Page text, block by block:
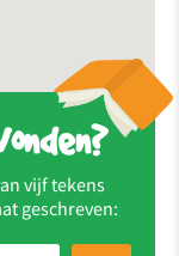
vijf tekens
geschreven: